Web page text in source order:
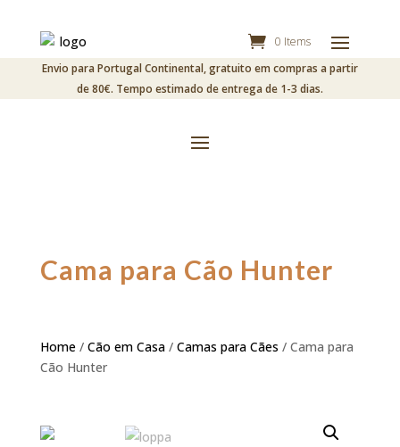
0 Items
Envio para Portugal Continental, gratuito em compras a partir
de 80€. Tempo estimado de entrega de 1-3 dias.
Cama para Cão Hunter
Home/ Cão em Casa/ Camas para Cães / Cama para
Cão Hunter